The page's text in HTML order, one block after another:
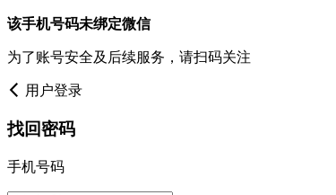
该手机号码未绑定微信
为了账号安全及后续服务，请扫码关注
用户登录
找回密码
手机号码